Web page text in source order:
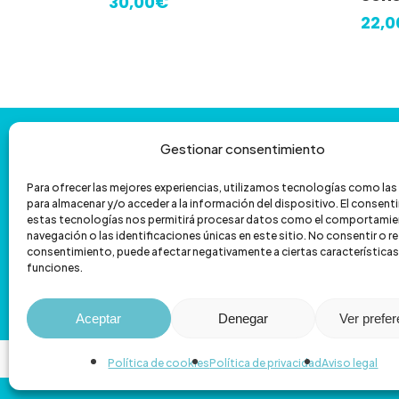
Gestionar consentimiento
Para ofrecer las mejores experiencias, utilizamos tecnologías como
para almacenar y/o acceder a la información del dispositivo. El
estas tecnologías nos permitirá procesar datos como el
navegación o las identificaciones únicas en este sitio. No consentir o
consentimiento, puede afectar negativamente a ciertas
funciones.
Aceptar Denegar Ver
Política de cookiesPolítica de privacidadAviso legal
se
en
la
Contáctanos y te ayudamos
601 172 335 962 067 039
hola@veterizonia.com
C/ de Sant Vicent Màrtir, 119
© 2026 Veterizonia.